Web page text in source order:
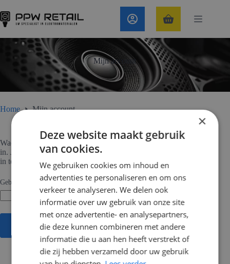
naar
de
Winkelwagen
Mijn account
Home Mijn account
Wachtwoord vergeten? Voer je gebruikersnaam of e-mailadres
in. Je ontvangt een link via e-mail om een nieuw wachtwoord
in te stellen.
Gebruikersnaam of e-mail*Vereist
Reset wachtwoord
×
Deze website maakt gebruik
van cookies.
We gebruiken cookies om inhoud en
advertenties te personaliseren en om ons
verkeer te analyseren. We delen ook
informatie over uw gebruik van onze site
met onze advertentie- en analysepartners,
die deze kunnen combineren met andere
informatie die u aan hen heeft verstrekt of
die zij hebben verzameld door uw gebruik